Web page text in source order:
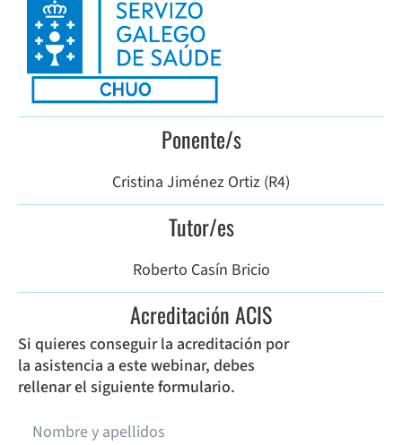
Ponente/s
Cristina Jiménez Ortiz (R4)
Tutor/es
Roberto Casín Bricio
Acreditación ACIS
Si quieres conseguir la acreditación por
la asistencia a este webinar, debes
rellenar el siguiente formulario.